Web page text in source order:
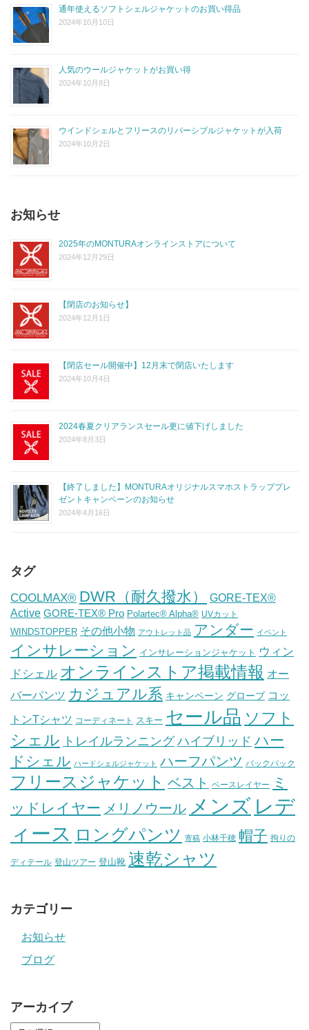
通年使えるソフトシェルジャケットのお買い得品
2024年10月10日
人気のウールジャケットがお買い得
2024年10月8日
ウインドシェルとフリースのリバーシブルジャケットが入荷
2024年10月2日
お知らせ
2025年のMONTURAオンラインストアについて
2024年12月29日
【閉店のお知らせ】
2024年12月1日
【閉店セール開催中】12月末で閉店いたします
2024年10月4日
2024春夏クリアランスセール更に値下げしました
2024年8月3日
【終了しました】MONTURAオリジナルスマホストラッププレ
ゼントキャンペーンのお知らせ
2024年4月16日
タグ
COOLMAX® DWR（耐久撥水）
GORE-TEX®
Active GORE-TEX® Pro Polartec® Alpha® UVカット
WINDSTOPPER その他小物 アウトレット品 アンダー イベント
インサレーション インサレーションジャケット ウィン
ドシェル オンラインストア掲載情報 オー
バーパンツ カジュアル系 キャンペーン グローブ コッ
トンTシャツ コーディネート スキー セール品 ソフト
シェル トレイルランニング ハイブリッド ハー
ドシェル ハードシェルジャケット ハーフパンツ バックパック
フリースジャケット ベスト ベースレイヤー
ミ
ッドレイヤー メリノウール メンズ レデ
ィース ロングパンツ 寄稿 小林千穂 帽子 拘りの
ディテール 登山ツアー 登山靴 速乾シャツ
カテゴリー
お知らせ
ブログ
アーカイブ